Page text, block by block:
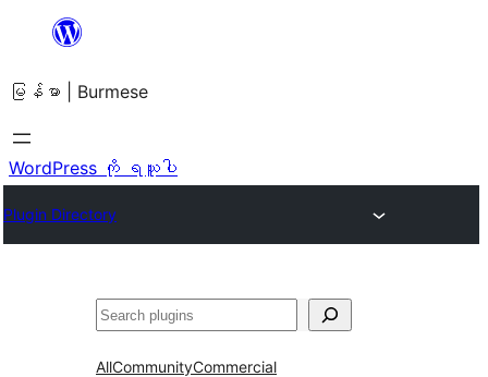
အကြောင်းအရာ
ကျော်သွား
ရန်
မြန်မာ | Burmese
WordPress ကို ရယူပါ
Plugin Directory
ရှာ
AllCommunityCommercial